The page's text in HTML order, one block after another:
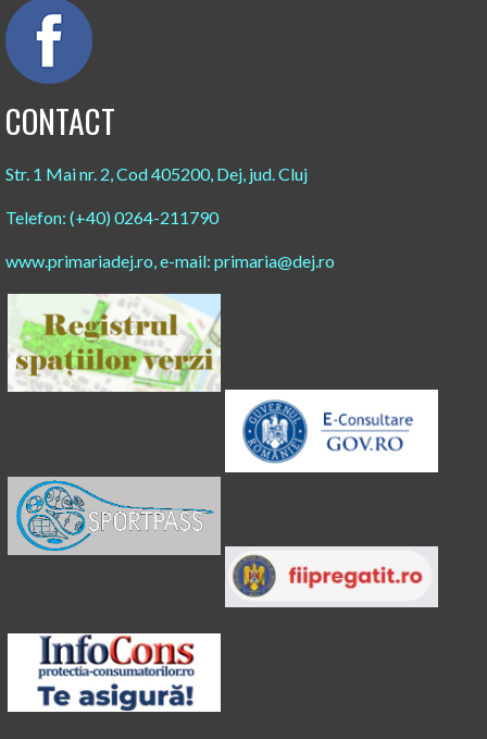
CONTACT
Str. 1 Mai nr. 2, Cod 405200, Dej, jud. Cluj
Telefon: (+40) 0264-211790
www.primariadej.ro, e-mail: primaria@dej.ro​